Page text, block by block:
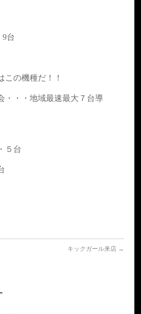
台
この機種だ！！
・・・地域最速最大７台導
５台
キックガール来店 →